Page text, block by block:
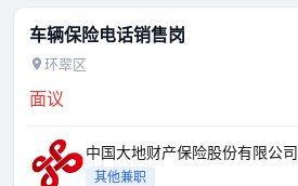
车辆保险电话销售岗
环翠区
面议
中国大地财产保险股份有限公司
其他兼职